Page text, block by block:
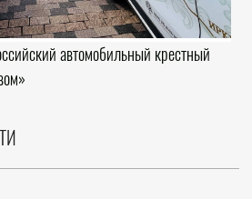
автомобильный крестный